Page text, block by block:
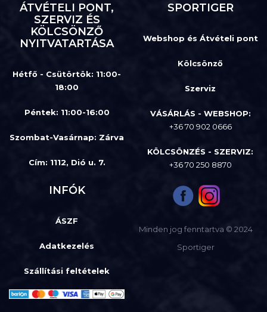
ÁTVÉTELI PONT,
SZERVIZ ÉS
KÖLCSÖNZŐ
NYITVATARTÁSA
Hétfő - Csütörtök: 11:00-
18:00
Péntek: 11:00-16:00
Szombat-Vasárnap: Zárva
Cím: 1112, Dió u. 7.
SPORTIGER
Webshop és Átvételi pont
Kölcsönző
Szerviz
VÁSÁRLÁS - WEBSHOP:
+36 70 902 0666
KÖLCSÖNZÉS - SZERVIZ:
+36 70 250 8870
INFÓK
ÁSZF
Adatkezelés
Szállítási feltételek
Minden jog fenntartva © 2024
Sportiger